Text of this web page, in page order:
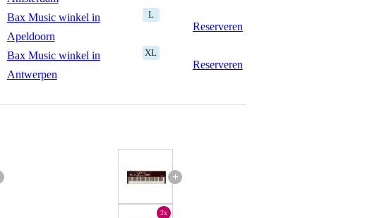
Bax Music winkel in
Apeldoorn
L
Reserveren
Bax Music winkel in
Antwerpen
XL
Reserveren
+
2x